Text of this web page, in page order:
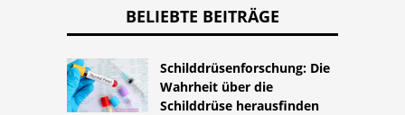
BELIEBTE BEITRÄGE
Schilddrüsenforschung: Die
Wahrheit über die
Schilddrüse herausfinden